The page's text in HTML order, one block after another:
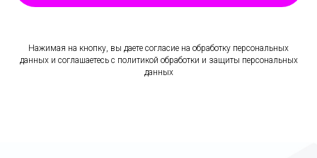
Нажимая на кнопку, вы даете согласие на обработку персональных
данных и соглашаетесь c политикой обработки и защиты персональных
данных